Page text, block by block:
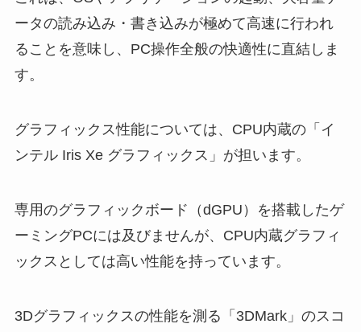
ータの読み込み・書き込みが極めて高速に行われ
ることを意味し、PC操作全般の快適性に直結しま
す。
グラフィックス性能については、CPU内蔵の「イ
ンテル Iris Xe グラフィックス」が担います。
専用のグラフィックボード（dGPU）を搭載したゲ
ーミングPCには及びませんが、CPU内蔵グラフィ
ックスとしては高い性能を持っています。
3Dグラフィックスの性能を測る「3DMark」のスコ